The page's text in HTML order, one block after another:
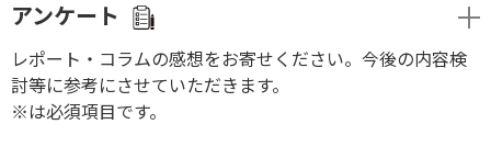
アンケート
レポート・コラムの感想をお寄せください。今後の内容検
討等に参考にさせていただきます。
※は必須項目です。